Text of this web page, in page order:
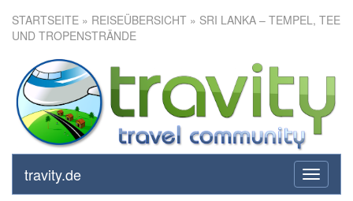
STARTSEITE » REISEÜBERSICHT » SRI LANKA – TEMPEL, TEE
UND TROPENSTRÄNDE
toggle
travity.de
Sri Lanka – Tempel, Tee und
Tropenstrände